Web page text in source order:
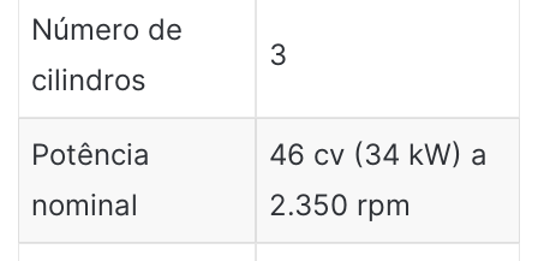
Número de
cilindros
3
Potência
nominal
46 cv (34 kW) a
2.350 rpm